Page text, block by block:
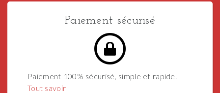
Paiement sécurisé
Paiement 100% sécurisé, simple et rapide.
Tout savoir